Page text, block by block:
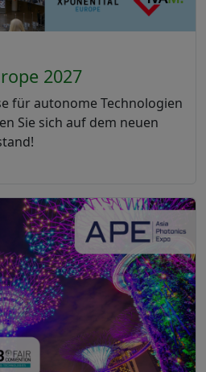
2027
für autonome Technologien
Sie sich auf dem neuen